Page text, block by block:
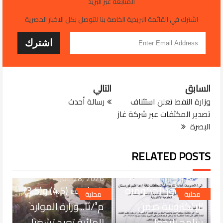
اشترك في القائمة البريدية الخاصة بنا للتوصل بكل الاخبار الحصرية
التالي
رسالة أحدث
السابق
وزارة النفط تعلن استئناف
تصدير المكثفات عبر شركة غاز
البصرة
RELATED POSTS
محلية
JUL 29, 2026
غلق المؤسسات
التربوية الأهلية عبر
منصة أور الحكومية
الإلكترونية ضمن
محلية
JUL 28, 2026
بتصاريف (4.5) و(3.5)
م³/ثا.. وزارة الموارد